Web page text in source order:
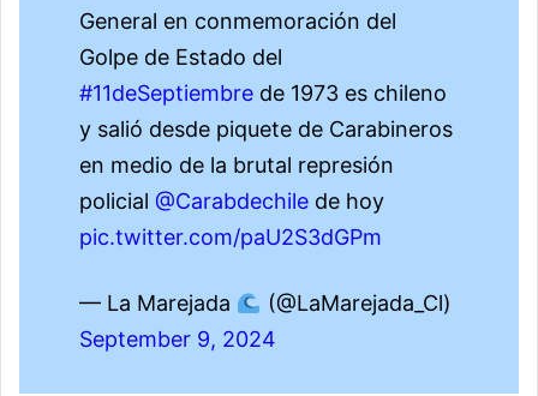
General en conmemoración del
Golpe de Estado del
#11deSeptiembre de 1973 es chileno
y salió desde piquete de Carabineros
en medio de la brutal represión
policial @Carabdechile de hoy
pic.twitter.com/paU2S3dGPm
— La Marejada
(@LaMarejada_Cl)
September 9, 2024